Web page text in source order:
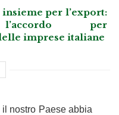
per l’export:
per
imprese italiane
nostro Paese abbia